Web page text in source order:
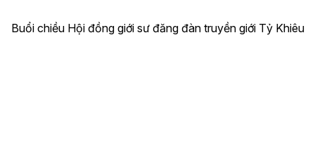
Buổi chiều Hội đồng giới sư đăng đàn truyền giới Tỷ Khiêu